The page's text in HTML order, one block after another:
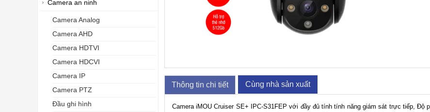
Camera an ninh
Camera Analog
Camera AHD
Camera HDTVI
Camera HDCVI
Camera IP
Camera PTZ
Đầu ghi hình
Thông tin chi tiết Cùng nhà sản xuất
Camera iMOU Cruiser SE+ IPC-S31FEP với đầy đủ tính tính năng giám sát trực tiếp, Độ